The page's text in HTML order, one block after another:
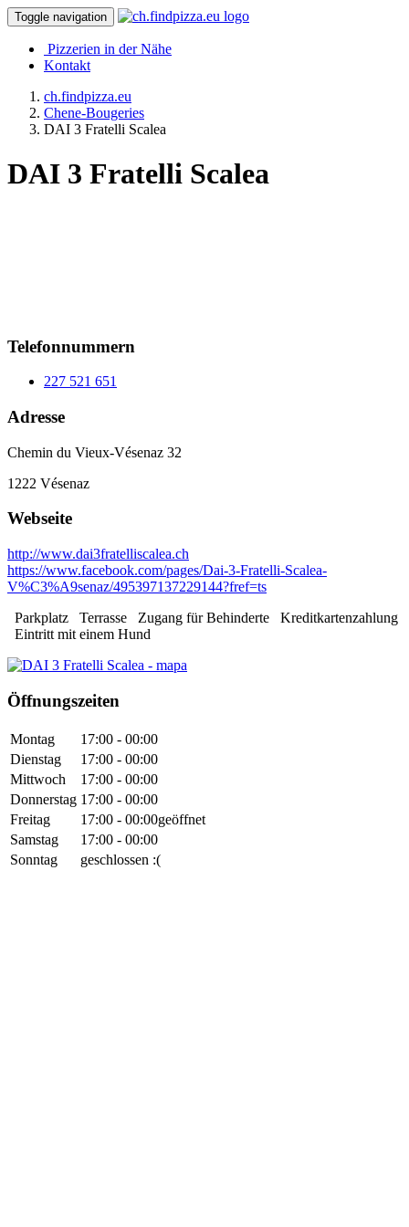
Toggle navigation
Pizzerien in der Nähe
Kontakt
ch.findpizza.eu
Chene-Bougeries
DAI 3 Fratelli Scalea
DAI 3 Fratelli Scalea
Telefonnummern
227 521 651
Adresse
Chemin du Vieux-Vésenaz 32
1222 Vésenaz
Webseite
http://www.dai3fratelliscalea.ch
https://www.facebook.com/pages/Dai-3-Fratelli-Scalea-
V%C3%A9senaz/495397137229144?fref=ts
Parkplatz
Terrasse Zugang für Behinderte
Kreditkartenzahlung
Eintritt mit einem Hund
Öffnungszeiten
Montag
17:00 - 00:00
Dienstag
17:00 - 00:00
Mittwoch
17:00 - 00:00
Donnerstag 17:00 - 00:00
Freitag
17:00 - 00:00geöffnet
Samstag
17:00 - 00:00
Sonntag
geschlossen :(